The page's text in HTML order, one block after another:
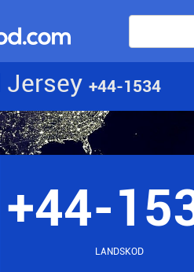
Jersey +44-1534
+44-
LANDSKOD